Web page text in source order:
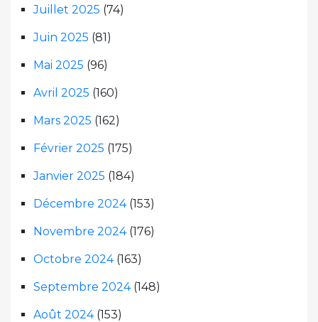
Juillet 2025 (74)
Juin 2025 (81)
Mai 2025 (96)
Avril 2025 (160)
Mars 2025 (162)
Février 2025 (175)
Janvier 2025 (184)
Décembre 2024(153)
Novembre 2024(176)
Octobre 2024(163)
Septembre 2024(148)
Août 2024(153)